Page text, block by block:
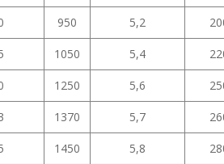
950 5,2
1050 5,4
1250 5,6
1370 5,7
1450 5,8